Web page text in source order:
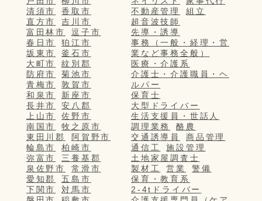
清須市
香取市
直方市
吉川市
富田林市
逗子市
春日市
狛江市
坂東市
釜石市
大町市
紋別郡
防府市
菊池市
青梅市
敦賀市
和泉市
新座市
長井市
安八郡
上山市
佐野市
南国市
牧之原市
東田川郡
阿賀野市
輪島市
柏崎市
弥富市
三養基郡
泉佐野市
常滑市
愛知郡
五島市
下関市
対馬市
不動産管理
組立
超音波技師
先導・誘導
事務（一般・経理・営
業など事務全般）
医療・介護系
介護士・介護職員・ヘ
ルパー
保育士
大型ドライバー
生活支援員・世話人
調理業務
酪農
交通誘導員
商品管理
通信工
施設管理
土地家屋調査士
製材工
営業
警備
保育・教育系
2-4tドライバー